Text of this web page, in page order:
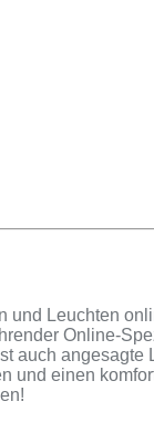
Leuchten
Online-
auch angesagte
und einen